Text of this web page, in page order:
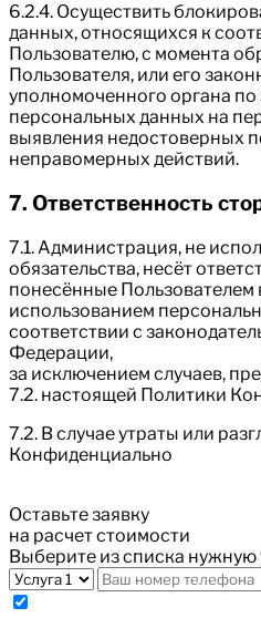
6.2.4. Осуществить
данных, относящихся к
Пользователю, с момента
Пользователя, или его
уполномоченного органа
персональных данных на
выявления недостоверных
неправомерных действий.
7. Ответственность
7.1. Администрация, не
обязательства, несёт
понесённые
использованием
соответствии с
Федерации,
за исключением случаев,
7.2. настоящей Политики
7.2. В случае утраты или
Конфиденциально
Оставьте заявку
на расчет стоимости
Выберите из списка нужную